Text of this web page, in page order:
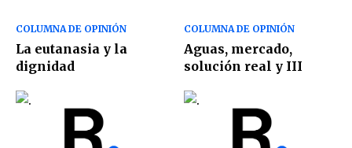
COLUMNA DE OPINIÓN
La eutanasia y la
dignidad
COLUMNA DE OPINIÓN
Aguas, mercado,
solución real y III